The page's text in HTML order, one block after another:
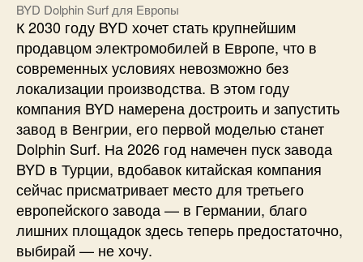
BYD Dolphin Surf для Европы
К 2030 году BYD хочет стать крупнейшим
продавцом электромобилей в Европе, что в
современных условиях невозможно без
локализации производства. В этом году
компания BYD намерена достроить и запустить
завод в Венгрии, его первой моделью станет
Dolphin Surf. На 2026 год намечен пуск завода
BYD в Турции, вдобавок китайская компания
сейчас присматривает место для третьего
европейского завода — в Германии, благо
лишних площадок здесь теперь предостаточно,
выбирай — не хочу.